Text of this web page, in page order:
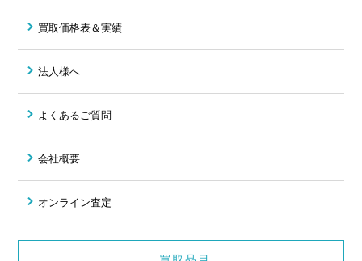
買取価格表＆実績
法人様へ
よくあるご質問
会社概要
オンライン査定